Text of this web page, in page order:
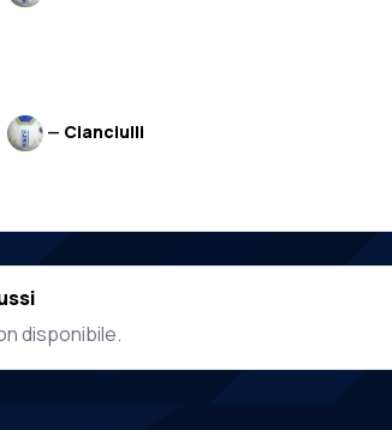
— Cianciulli
disponibile.